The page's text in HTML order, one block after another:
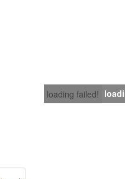
loading failed!